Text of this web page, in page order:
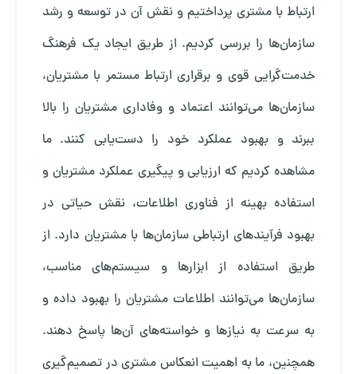
ارتباط با مشتری پرداختیم و نقش آن در توسعه و رشد
سازمان‌ها را بررسی کردیم. از طریق ایجاد یک فرهنگ
خدمت‌گرایی قوی و برقراری ارتباط مستمر با مشتریان،
سازمان‌ها می‌توانند اعتماد و وفاداری مشتریان را بالا
ببرند و بهبود عملکرد خود را دست‌یابی کنند. ما
مشاهده کردیم که ارزیابی و پیگیری عملکرد مشتریان و
استفاده بهینه از فناوری اطلاعات، نقش حیاتی در
بهبود فرآیندهای ارتباطی سازمان‌ها با مشتریان دارد. از
طریق استفاده از ابزارها و سیستم‌های مناسب،
سازمان‌ها می‌توانند اطلاعات مشتریان را بهبود داده و
به سرعت به نیازها و خواسته‌های آن‌ها پاسخ دهند.
همچنین، ما به اهمیت انعکاس مشتری در تصمیم‌گیری